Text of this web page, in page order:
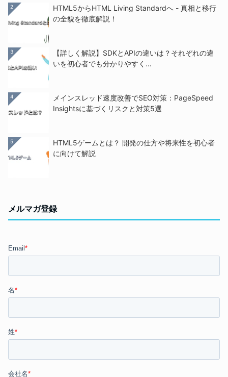
2
HTML5からHTML Living Standardへ - 真相と移行
の全貌を徹底解説！
3
【詳しく解説】SDKとAPIの違いは？それぞれの違
いを初心者でも分かりやすく…
4
メインスレッド速度改善でSEO対策：PageSpeed
Insightsに基づくリスクと対策5選
5
HTML5ゲームとは？ 開発の仕方や将来性を初心者
に向けて解説
メルマガ登録